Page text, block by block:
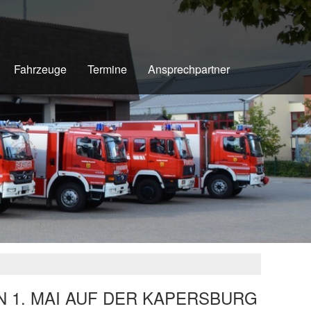
Fahrzeuge Termine Ansprechpartner
1. MAI AUF DER KAPERSBURG